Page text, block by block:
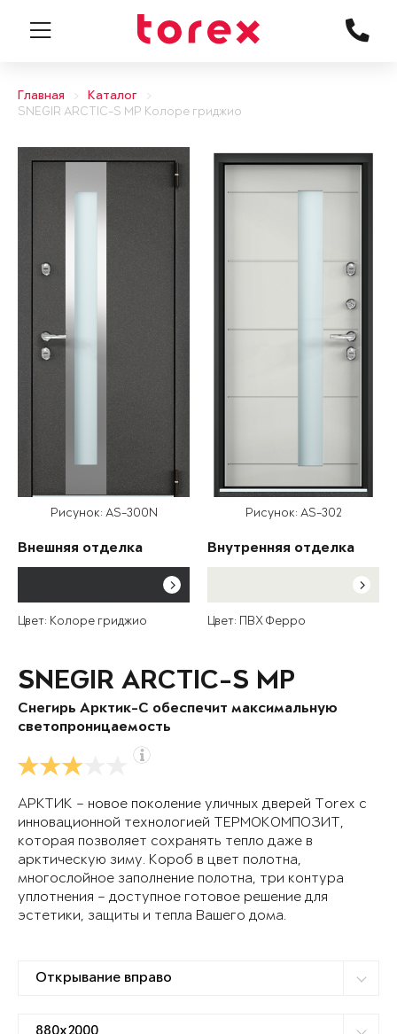
Главная
Каталог
SNEGIR ARCTIC-S MP Колоре гриджио
Рисунок: AS-300N
Внешняя отделка
Цвет: Колоре гриджио
Рисунок: AS-302
Внутренняя отделка
Цвет: ПВХ Ферро
SNEGIR ARCTIC-S MP
Снегирь Арктик-С обеспечит максимальную
светопроницаемость
АРКТИК – новое поколение уличных дверей Torex с
инновационной технологией ТЕРМОКОМПОЗИТ,
которая позволяет сохранять тепло даже в
арктическую зиму. Короб в цвет полотна,
многослойное заполнение полотна, три контура
уплотнения – доступное готовое решение для
эстетики, защиты и тепла Вашего дома.